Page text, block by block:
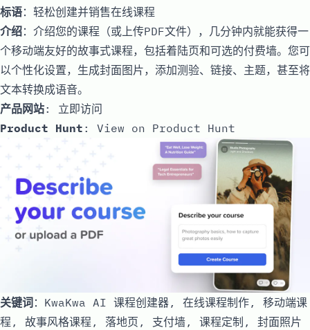
标语：轻松创建并销售在线课程
介绍：介绍您的课程（或上传PDF文件），几分钟内就能获得一
个移动端友好的故事式课程，包括着陆页和可选的付费墙。您可
以个性化设置，生成封面图片，添加测验、链接、主题，甚至将
文本转换成语音。
产品网站: 立即访问
Product Hunt : View on Product Hunt
关键词：KwaKwa AI 课程创建器, 在线课程制作, 移动端课
程, 故事风格课程, 落地页, 支付墙, 课程定制, 封面照片